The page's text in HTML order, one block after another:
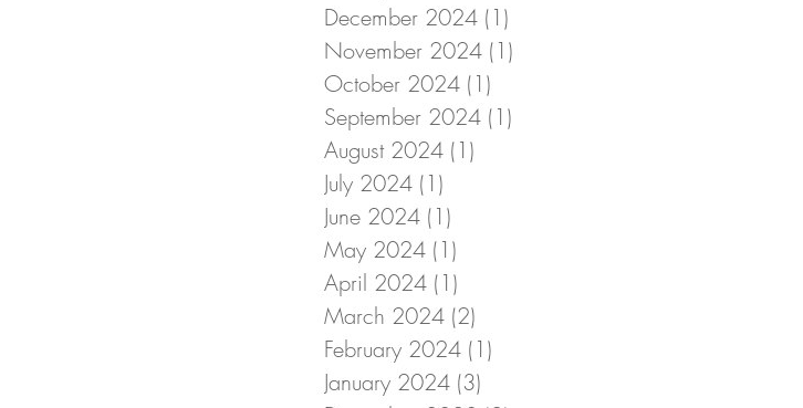
December 2024 (1)
November 2024 (1)
October 2024 (1)
September 2024 (1)
August 2024 (1)
July 2024 (1)
June 2024 (1)
May 2024 (1)
April 2024 (1)
March 2024 (2)
February 2024 (1)
January 2024 (3)